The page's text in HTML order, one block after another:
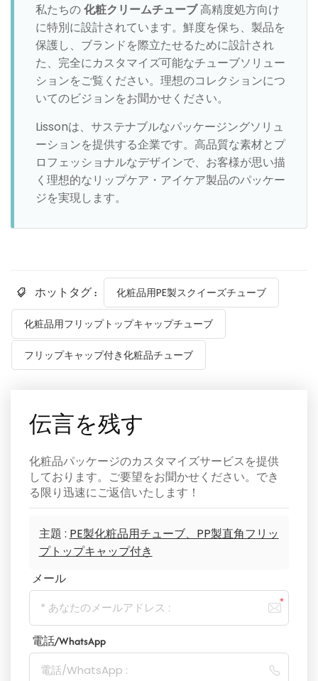
私たちの化粧クリームチューブ高精度処方向け
に特別に設計されています。鮮度を保ち、製品を
保護し、ブランドを際立たせるために設計され
た、完全にカスタマイズ可能なチューブソリュー
ションをご覧ください。理想のコレクションにつ
いてのビジョンをお聞かせください。
Lissonは、サステナブルなパッケージングソリュ
ーションを提供する企業です。高品質な素材とプ
ロフェッショナルなデザインで、お客様が思い描
く理想的なリップケア・アイケア製品のパッケー
ジを実現します。
ホットタグ : 化粧品用PE製スクイーズチューブ
化粧品用フリップトップキャップチューブ
フリップキャップ付き化粧品チューブ
伝言を残す
化粧品パッケージのカスタマイズサービスを提供
しております。ご要望をお聞かせください。でき
る限り迅速にご返信いたします！
主題 : PE製化粧品用チューブ、PP製直角フリッ
プトップキャップ付き
メール
電話/WhatsApp